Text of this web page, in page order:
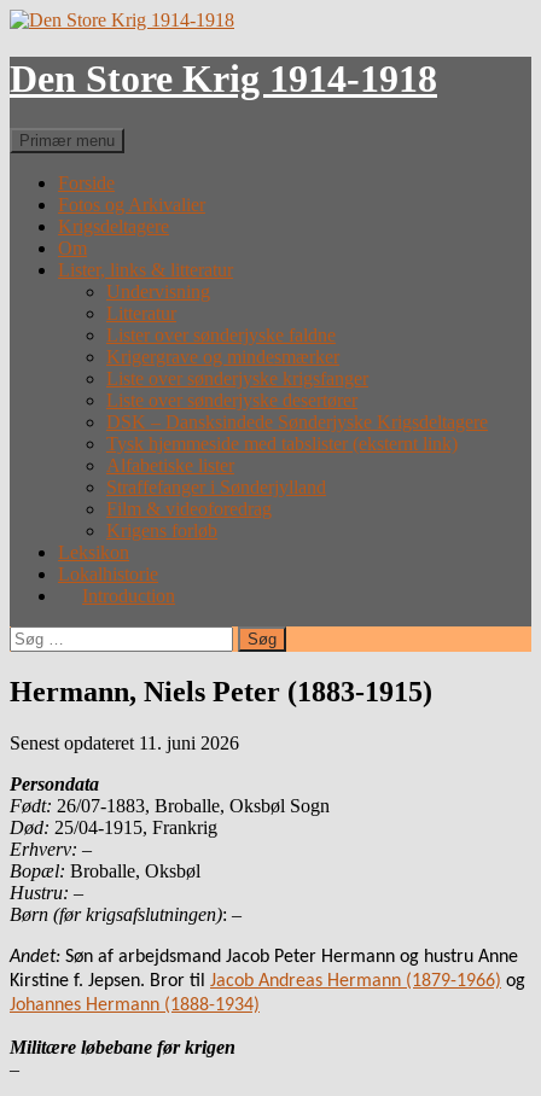
Hop
indhold
Den Store Krig 1914-1918
Søg
Primær menu
Forside
Fotos og Arkivalier
Krigsdeltagere
Om
Lister, links & litteratur
Undervisning
Litteratur
Lister over sønderjyske faldne
Krigergrave og mindesmærker
Liste over sønderjyske krigsfanger
Liste over sønderjyske desertører
DSK – Dansksindede Sønderjyske Krigsdeltagere
Tysk hjemmeside med tabslister (eksternt link)
Alfabetiske lister
Straffefanger i Sønderjylland
Film & videoforedrag
Krigens forløb
Leksikon
Lokalhistorie
Introduction
Søg
efter:
Hermann, Niels Peter (1883-1915)
Senest opdateret 11. juni 2026
Persondata
Født: 26/07-1883, Broballe, Oksbøl Sogn
Død: 25/04-1915, Frankrig
Erhverv: –
Bopæl: Broballe, Oksbøl
Hustru: –
Børn (før krigsafslutningen): –
Andet: Søn af arbejdsmand Jacob Peter Hermann og hustru Anne
Kirstine f. Jepsen. Bror til Jacob Andreas Hermann (1879-1966) og
Johannes Hermann (1888-1934)
Militære løbebane før krigen
–